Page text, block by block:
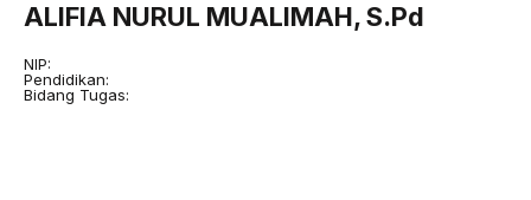
ALIFIA NURUL MUALIMAH, S.Pd
NIP:
Pendidikan:
Bidang Tugas: